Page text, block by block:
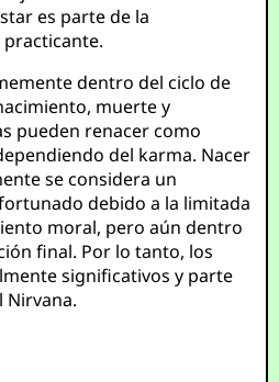
es parte de la
dentro del ciclo de
muerte y
pueden renacer como
del karma. Nacer
se considera un
debido a la limitada
moral, pero aún dentro
final. Por lo tanto, los
significativos y parte
Nirvana.